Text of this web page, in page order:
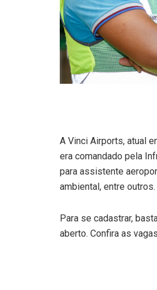
A Vinci Airports, atual
era comandado pela
para assistente
ambiental, entre outros.
Para se cadastrar,
aberto. Confira as